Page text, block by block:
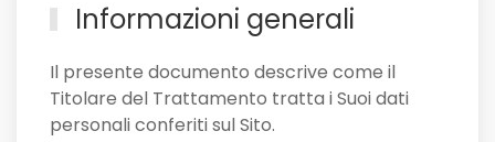
Informazioni generali
Il presente documento descrive come il
Titolare del Trattamento tratta i Suoi dati
personali conferiti sul Sito.